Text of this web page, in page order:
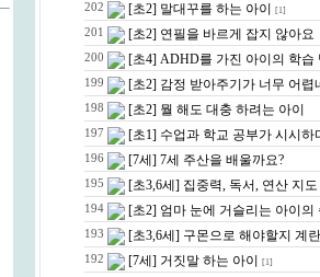
202 [초2] 말대꾸를 하는 아이 [1]
201 [초2] 연필을 바르게 잡지 않아요
200 [초4] ADHD를 가진 아이의 학습
199 [초2] 감정 받아주기가 너무 어렵
198 [초2] 뭘 해도 대충 하려는 아이
197 [초1] 수업과 학교 공부가 시시하
196 [7세] 7세 주산을 배울까요?
195 [초3,6세] 집중력, 독서, 연산 지도
194 [초2] 엄마 눈에 거슬리는 아이의
193 [초3,6세] 구몬으로 해야할지 계
192 [7세] 거짓말 하는 아이 [1]